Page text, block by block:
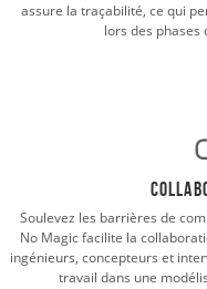
assure la traçabilité, ce qui
lors des
Soulevez les barrières de
No Magic facilite la
ingénieurs, concepteurs et
travail dans une